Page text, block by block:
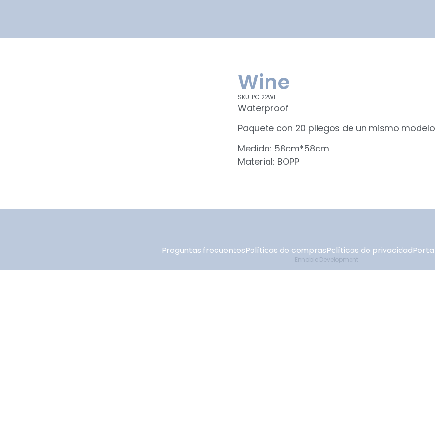
Wine
SKU: PC.22WI
Waterproof
Paquete con 20 pliegos de un mismo modelo
Medida: 58cm*58cm
Material: BOPP
Preguntas frecuentesPolíticas de comprasPolíticas de privacidad
Ennoble Development